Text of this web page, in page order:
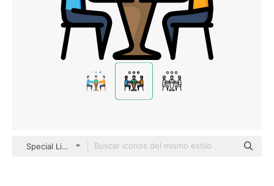
Special Lineal color